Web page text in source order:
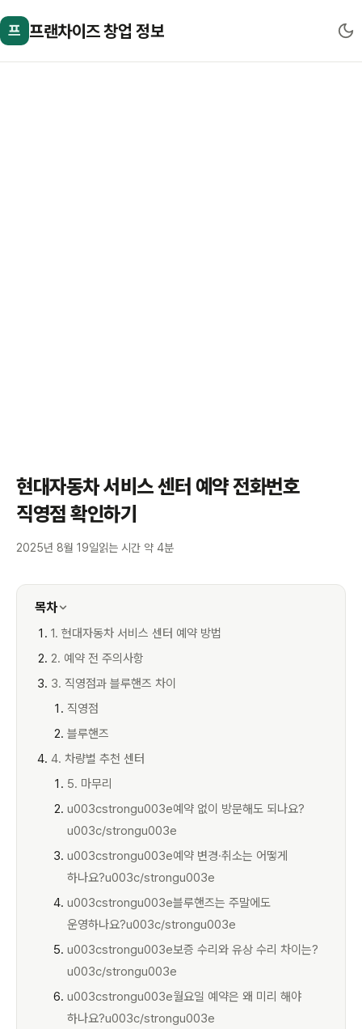
프 프랜차이즈 창업 정보
현대자동차 서비스 센터 예약 전화번호
직영점 확인하기
2025년 8월 19일읽는 시간 약 4분
목차
1. 현대자동차 서비스 센터 예약 방법
2. 예약 전 주의사항
3. 직영점과 블루핸즈 차이
직영점
블루핸즈
4. 차량별 추천 센터
5. 마무리
u003cstrongu003e예약 없이 방문해도 되나요?
u003c/strongu003e
u003cstrongu003e예약 변경·취소는 어떻게
하나요?u003c/strongu003e
u003cstrongu003e블루핸즈는 주말에도
운영하나요?u003c/strongu003e
u003cstrongu003e보증 수리와 유상 수리 차이는?
u003c/strongu003e
u003cstrongu003e월요일 예약은 왜 미리 해야
하나요?u003c/strongu003e